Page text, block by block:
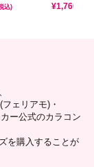
込) ¥1,760
ェリアモ)・
ー公式のカラコン
を購入することが